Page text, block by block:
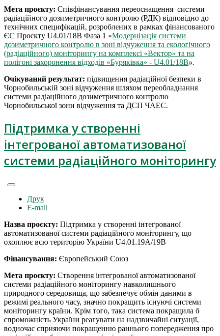
Мета проєкту: Співфінансування переоснащення системи
радіаційного дозиметричного контролю (РДК) відповідно до
технічних специфікацій, розроблених в рамках фінансованого
ЄС Проєкту U4.01/18B Фаза 1 «Mодернізація системи
дозиметричного контролю в зоні відчуження та екологічного
(радіаційного) моніторингу на комплексі «Вектор» та на
полігоні захоронення відходів «Буряківка» - U4.01/18B».
Очікуваний результат: підвищення радіаційної безпеки в
Чорнобильській зоні відчуження шляхом переобладнання
системи радіаційного дозиметричного контролю
Чорнобильської зони відчуження та ДСП ЧАЕС.
Підтримка у створенні
інтегрованої автоматизованої
системи радіаційного моніторингу
Друк
E-mail
Назва проєкту: Підтримка у створенні інтегрованої
автоматизованої системи радіаційного моніторингу, що
охоплює всю територію України U4.01.19A/19B
Фінансування: Європейський Союз
Мета проєкту: Створення інтегрованої автоматизованої
системи радіаційного моніторингу навколишнього
природного середовища, що забезпечує обмін даними в
режимі реального часу, значно покращить існуючі системи
моніторингу країни. Крім того, така система покращила б
спроможність України реагувати на надзвичайні ситуації,
водночас сприяючи покращенню раннього попередження про